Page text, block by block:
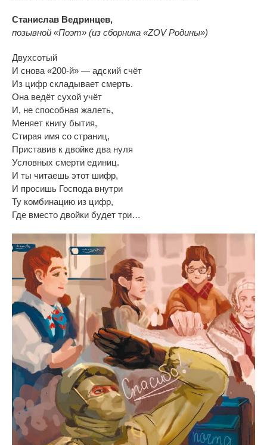
Станислав Ведринцев,
позывной «Поэт» (из сборника «ZOV Родины»)
Двухсотый
И снова «200-й» — адский счëт
Из цифр складывает смерть.
Она ведëт сухой учëт
И, не способная жалеть,
Меняет книгу бытия,
Стирая имя со страниц,
Приставив к двойке два нуля
Условных смерти единиц.
И ты читаешь этот шифр,
И просишь Господа внутри
Ту комбинацию из цифр,
Где вместо двойки будет три…